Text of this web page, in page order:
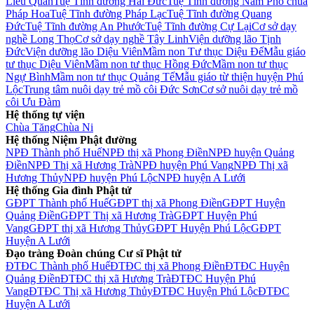
Pháp HoaTuệ Tĩnh đường Pháp LạcTuệ Tĩnh đường Quang
ĐứcTuệ Tĩnh đường An PhướcTuệ Tĩnh đường Cự LạiCơ sở dạy
nghề Long ThọCơ sở dạy nghề Tây LinhViện dưỡng lão Tịnh
ĐứcViện dưỡng lão Diệu ViênMầm non Tư thục Diệu ĐếMẫu giáo
tư thục Diệu ViênMầm non tư thục Hồng ĐứcMầm non tư thục
Ngự BìnhMầm non tư thục Quảng TếMẫu giáo từ thiện huyện Phú
LộcTrung tâm nuôi dạy trẻ mồ côi Đức SơnCơ sở nuôi dạy trẻ mồ
côi Ưu Đàm
Hệ thống tự viện
Chùa TăngChùa Ni
Hệ thống Niệm Phật đường
NPĐ Thành phố HuếNPĐ thị xã Phong ĐiềnNPĐ huyện Quảng
ĐiềnNPĐ Thị xã Hương TràNPĐ huyện Phú VangNPĐ Thị xã
Hương ThủyNPĐ huyện Phú LộcNPĐ huyện A Lưới
Hệ thống Gia đình Phật tử
GĐPT Thành phố HuếGĐPT thị xã Phong ĐiềnGĐPT Huyện
Quảng ĐiềnGĐPT Thị xã Hương TràGĐPT Huyện Phú
VangGĐPT thị xã Hương ThủyGĐPT Huyện Phú LộcGĐPT
Huyện A Lưới
Đạo tràng Đoàn chúng Cư sĩ Phật tử
ĐTĐC Thành phố HuếĐTĐC thị xã Phong ĐiềnĐTĐC Huyện
Quảng ĐiềnĐTĐC thị xã Hương TràĐTĐC Huyện Phú
VangĐTĐC Thị xã Hương ThủyĐTĐC Huyện Phú LộcĐTĐC
Huyện A Lưới